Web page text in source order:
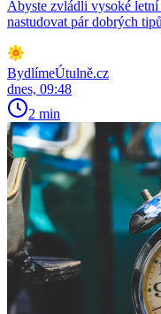
Abyste zvládli vysoké letní
nastudovat pár dobrých
BydlímeÚtulně.cz
dnes, 09:48
2 min